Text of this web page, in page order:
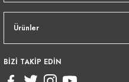
Ürünler
BİZİ TAKİP EDİN